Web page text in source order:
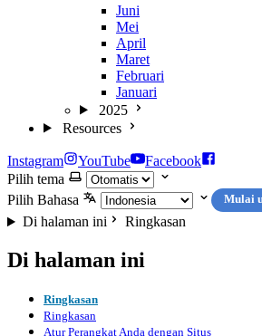
Juni
Mei
April
Maret
Februari
Januari
2025
Resources
Instagram YouTube
Facebook
Pilih tema
Pilih Bahasa
Mulai
Di halaman ini Ringkasan
Di halaman ini
Ringkasan
Ringkasan
Atur Perangkat Anda dengan Situs